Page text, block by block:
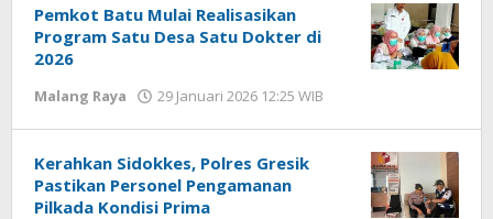
Pemkot Batu Mulai Realisasikan
Program Satu Desa Satu Dokter di
2026
Malang Raya 29 Januari 2026 12:25 WIB
Kerahkan Sidokkes, Polres Gresik
Pastikan Personel Pengamanan
Pilkada Kondisi Prima